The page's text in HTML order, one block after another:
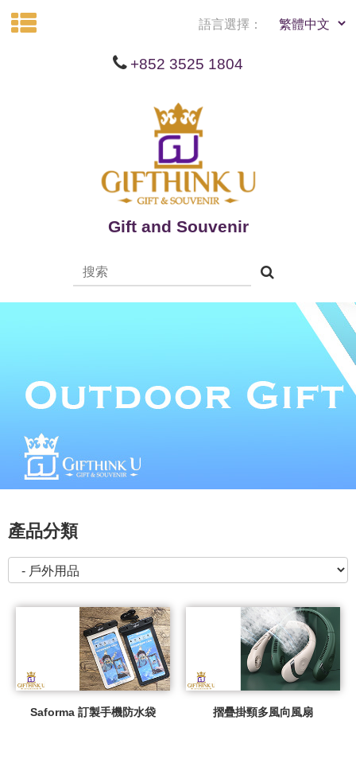
+852 3525 1804
Gift and Souvenir
語言選擇：
產品分類
Saforma 訂製手機防水袋 摺疊掛頸多風向風扇